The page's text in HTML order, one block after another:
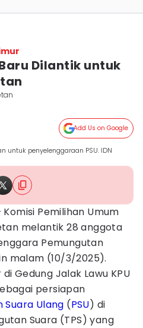
Dilantik untuk
Add Us on Google
untuk penyelenggaraan PSU. IDN
Komisi Pemilihan Umum
melantik 28 anggota
Pemungutan
malam (10/3/2025).
Gedung Jalak Lawu KPU
persiapan
Suara Ulang (PSU) di
Suara (TPS) yang